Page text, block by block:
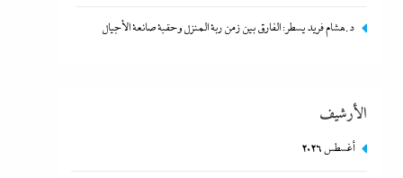
ما حذرنا منه يحدث: اشتباكات عنيفة لليوم الرابع بين
د.هشام فريد يسطر: الفارق بين زمن ربة المنزل وحقبة صانعة الأجيال
الأرشيف
أغسطس 2026